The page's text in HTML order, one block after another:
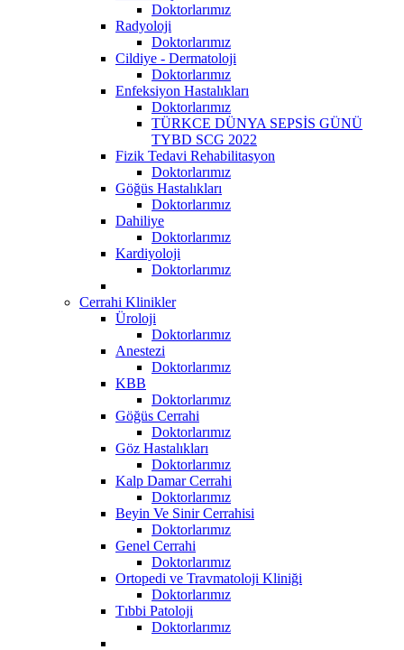
Doktorlarımız
Radyoloji
Doktorlarımız
Cildiye - Dermatoloji
Doktorlarımız
Enfeksiyon Hastalıkları
Doktorlarımız
TÜRKCE DÜNYA SEPSİS GÜNÜ
TYBD SCG 2022
Fizik Tedavi Rehabilitasyon
Doktorlarımız
Göğüs Hastalıkları
Doktorlarımız
Dahiliye
Doktorlarımız
Kardiyoloji
Doktorlarımız
Cerrahi Klinikler
Üroloji
Doktorlarımız
Anestezi
Doktorlarımız
KBB
Doktorlarımız
Göğüs Cerrahi
Doktorlarımız
Göz Hastalıkları
Doktorlarımız
Kalp Damar Cerrahi
Doktorlarımız
Beyin Ve Sinir Cerrahisi
Doktorlarımız
Genel Cerrahi
Doktorlarımız
Ortopedi ve Travmatoloji Kliniği
Doktorlarımız
Tıbbi Patoloji
Doktorlarımız